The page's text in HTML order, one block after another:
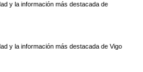
y la información más destacada de
y la información más destacada de Vigo